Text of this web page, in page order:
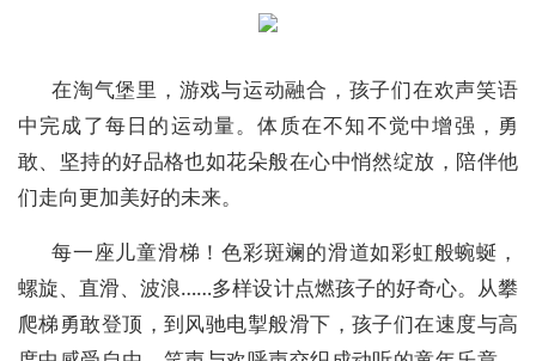
在淘气堡里，游戏与运动融合，孩子们在欢声笑语
中完成了每日的运动量。体质在不知不觉中增强，勇
敢、坚持的好品格也如花朵般在心中悄然绽放，陪伴他
们走向更加美好的未来。
每一座儿童滑梯！色彩斑斓的滑道如彩虹般蜿蜒，
螺旋、直滑、波浪……多样设计点燃孩子的好奇心。从攀
爬梯勇敢登顶，到风驰电掣般滑下，孩子们在速度与高